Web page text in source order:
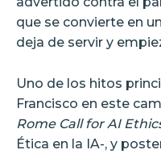
que se convierte en
deja de servir y
Uno de los hitos
Francisco en este
Rome Call for AI
Ética en la IA-, y